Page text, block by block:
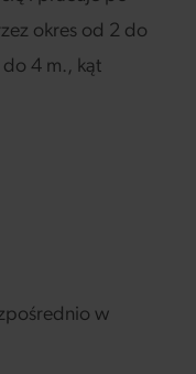
okres od 2 do
do 4 m., kąt
w